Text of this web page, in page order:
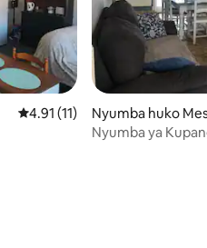
Ukadiriaji wa wastani wa 4.91
4.91 (11)
Nyumba huko
caise
Nyumba ya